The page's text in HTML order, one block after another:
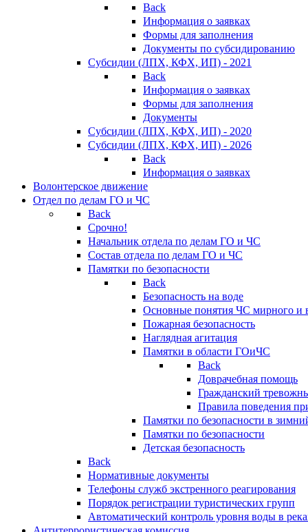
Back
Информация о заявках
Формы для заполнения
Документы по субсидированию
Субсидии (ЛПХ, КФХ, ИП) - 2021
Back
Информация о заявках
Формы для заполнения
Документы
Субсидии (ЛПХ, КФХ, ИП) - 2020
Субсидии (ЛПХ, КФХ, ИП) - 2026
Back
Информация о заявках
Волонтерское движение
Отдел по делам ГО и ЧС
Back
Срочно!
Начальник отдела по делам ГО и ЧС
Состав отдела по делам ГО и ЧС
Памятки по безопасности
Back
Безопасность на воде
Основные понятия ЧС мирного и
Пожарная безопасность
Наглядная агитация
Памятки в области ГОиЧС
Back
Доврачебная помощь
Гражданский
Правила поведения
Памятки по безопасности в
Памятки по безопасности
Детская безопасность
Back
Нормативные документы
Телефоны служб экстренного реагирования
Порядок регистрации туристических групп
Автоматический контроль уровня воды в